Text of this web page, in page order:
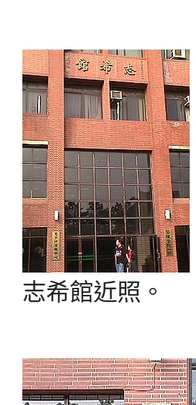
志希館近照。